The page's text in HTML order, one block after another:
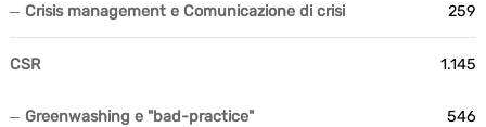
Crisis management e Comunicazione di crisi 259
CSR 1.145
Greenwashing e "bad-practice" 546